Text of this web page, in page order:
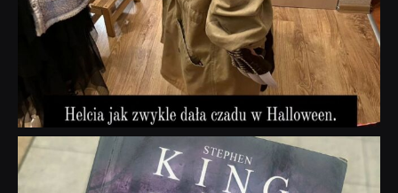
dobryhorror
Wrz 23